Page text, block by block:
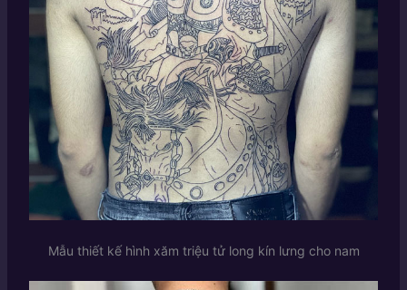
Mẫu thiết kế hình xăm triệu tử long kín lưng cho nam